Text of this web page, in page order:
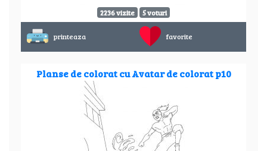
2236 vizite 5 voturi
printeaza favorite
Planse de colorat cu Avatar de colorat p10